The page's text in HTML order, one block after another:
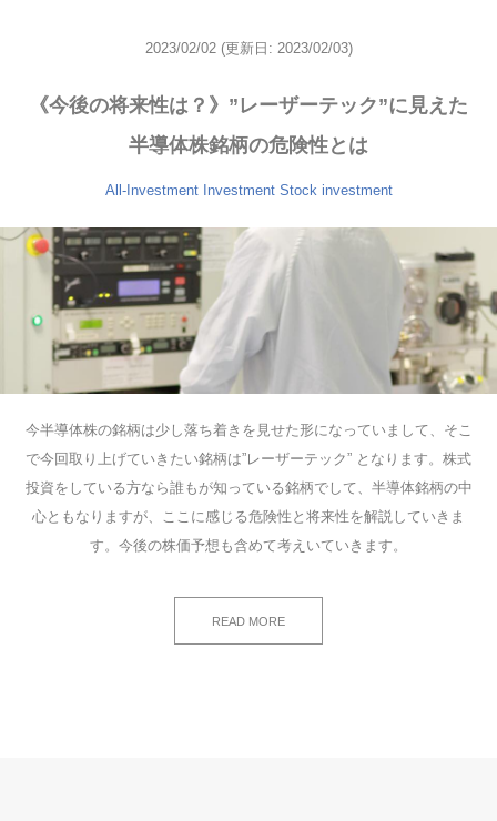
2023/02/02 (更新日: 2023/02/03)
《今後の将来性は？》”レーザーテック”に見えた
半導体株銘柄の危険性とは
All-Investment Investment Stock investment
今半導体株の銘柄は少し落ち着きを見せた形になっていまして、そこ
で今回取り上げていきたい銘柄は”レーザーテック” となります。株式
投資をしている方なら誰もが知っている銘柄でして、半導体銘柄の中
心ともなりますが、ここに感じる危険性と将来性を解説していきま
す。今後の株価予想も含めて考えいていきます。
READ MORE